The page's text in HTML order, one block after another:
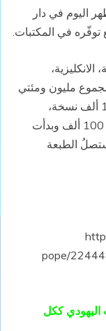
اليوم في دار
توفّره في المكتبات.
الانكليزية،
بمجموع مليون ومئتي
ألف نسخة. انطلقت النسخة الألمانية من 150 ألف نسخة،
والايطالية 300 ألف، بينما توفّرت في فرنسا 100 ألف وبدأت
ستصلُ الطبعة
pope/
ككل